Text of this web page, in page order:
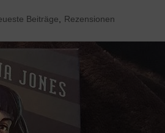
Beiträge Rezensionen